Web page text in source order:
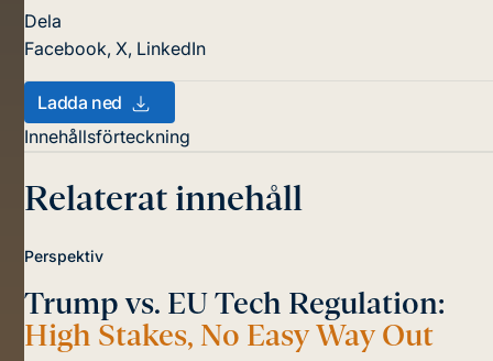
Dela
Facebook,X, LinkedIn
Ladda ned
Innehållsförteckning
Relaterat innehåll
Perspektiv
Trump vs. EU Tech Regulation:
High Stakes, No Easy Way Out